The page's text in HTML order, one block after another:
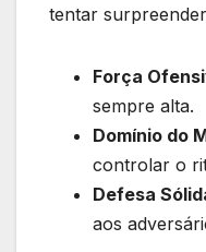
tentar
Força
sempre alta.
Domínio do
controlar o
Defesa
aos